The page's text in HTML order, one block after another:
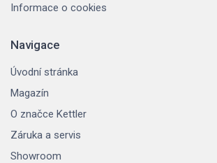
Informace o cookies
Navigace
Úvodní stránka
Magazín
O značce Kettler
Záruka a servis
Showroom